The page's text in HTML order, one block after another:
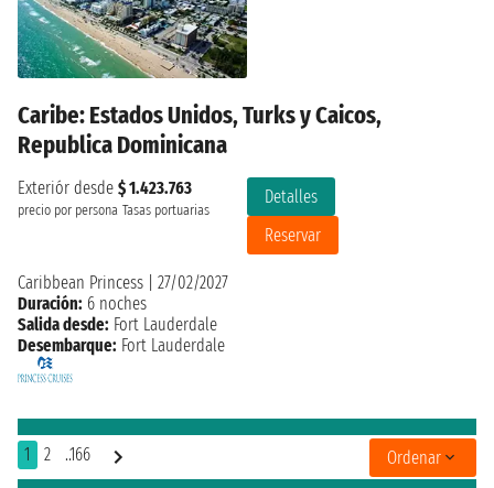
Caribe: Estados Unidos, Turks y Caicos,
Republica Dominicana
Exteriór desde $ 1.423.763
precio por persona Tasas portuarias
Detalles
Reservar
Caribbean Princess
27/02/2027
Duración: 6 noches
Salida desde: Fort Lauderdale
Desembarque: Fort Lauderdale
1 2 ..166 Ordenar